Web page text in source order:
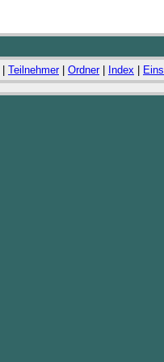
Teilnehmer| Ordner| Index